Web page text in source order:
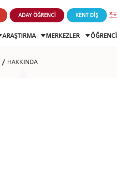
ADAY ÖĞRENCİ KENT DİŞ
ARAŞTIRMA MERKEZLER ÖĞRENCİ
HAKKINDA